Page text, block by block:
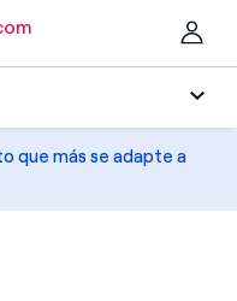
que más se adapte a